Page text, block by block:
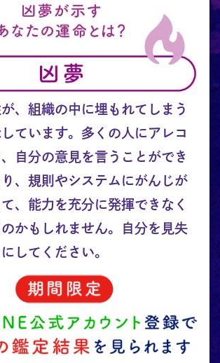
、組織の中に埋もれてしまう
ています。多くの人にアレコ
自分の意見を言うことができ
、規則やシステムにがんじが
、能力を充分に発揮できなく
かもしれません。自分を見失
してください。